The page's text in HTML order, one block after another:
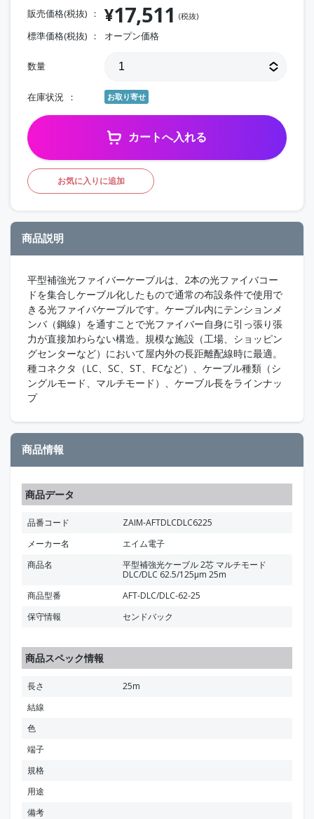
販売価格(税抜) ¥17,511 (税抜)
標準価格(税抜) オープン価格
数量
在庫状況 お取り寄せ
カートへ入れる
お気に入りに追加
商品説明
平型補強光ファイバーケーブルは、2本の光ファイバコー
ドを集合しケーブル化したもので通常の布設条件で使用で
きる光ファイバケーブルです。ケーブル内にテンションメ
ンバ（鋼線）を通すことで光ファイバー自身に引っ張り張
力が直接加わらない構造。規模な施設（工場、ショッピン
グセンターなど）において屋内外の長距離配線時に最適。
種コネクタ（LC、SC、ST、FCなど）、ケーブル種類（シ
ングルモード、マルチモード）、ケーブル長をラインナッ
プ
商品情報
商品データ
品番コード
ZAIM-AFTDLCDLC6225
メーカー名
エイム電子
商品名
平型補強光ケーブル 2芯 マルチモード
DLC/DLC 62.5/125μm 25m
商品型番
AFT-DLC/DLC-62-25
保守情報
センドバック
商品スペック情報
長さ
25m
結線
色
端子
規格
用途
備考